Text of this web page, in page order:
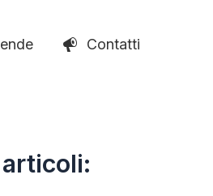
Contatti